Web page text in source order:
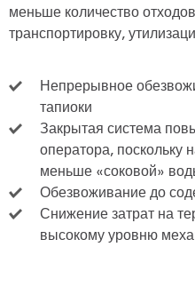
меньше количество
транспортировку,
Непрерывное
тапиоки
Закрытая система
оператора, поскольку
меньше «соковой»
Обезвоживание до
Снижение затрат на
высокому уровню